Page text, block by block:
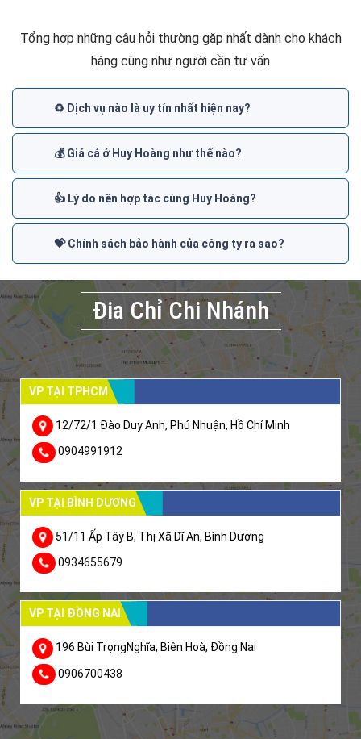
Tổng hợp những câu hỏi thường gặp nhất dành cho khách
hàng cũng như người cần tư vấn
♻️ Dịch vụ nào là uy tín nhất hiện nay?
💰 Giá cả ở Huy Hoàng như thế nào?
👍 Lý do nên hợp tác cùng Huy Hoàng?
💝 Chính sách bảo hành của công ty ra sao?
Đia Chỉ Chi Nhánh
VP TẠI TPHCM
12/72/1 Đào Duy Anh, Phú Nhuận, Hồ Chí Minh
0904991912
VP TẠI BÌNH DƯƠNG
51/11 Ấp Tây B, Thị Xã Dĩ An, Bình Dương
0934655679
VP TẠI ĐỒNG NAI
196 Bùi TrọngNghĩa, Biên Hoà, Đồng Nai
0906700438